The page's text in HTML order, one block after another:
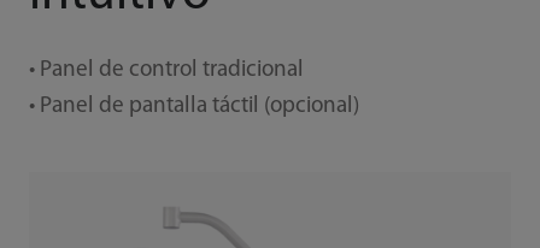
• Panel de control tradicional
• Panel de pantalla táctil (opcional)